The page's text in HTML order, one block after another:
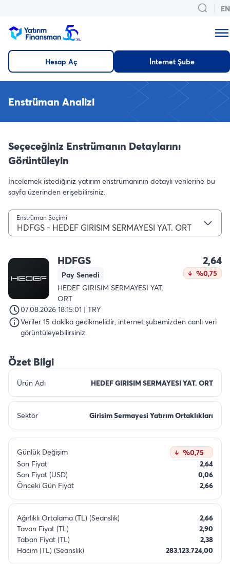
EN
Hesap Aç İnternet Şube
Enstrüman Analizi
Seçeceğiniz Enstrümanın Detaylarını
Görüntüleyin
İncelemek istediğiniz yatırım enstrümanının detaylı verilerine bu
sayfa üzerinden erişebilirsiniz.
Enstrüman Seçimi
HDFGS - HEDEF GIRISIM SERMAYESI YAT. ORT
HDFGS
Pay Senedi
HEDEF GIRISIM SERMAYESI YAT.
ORT
2,64
%0,75
07.08.2026 18:15:01 | TRY
Veriler 15 dakika gecikmelidir, internet şubemizden canlı veri
görüntüleyebilirsiniz.
Özet Bilgi
Ürün Adı HEDEF GIRISIM SERMAYESI YAT. ORT
Sektör Girisim Sermayesi Yatırım Ortaklıkları
Günlük Değişim
%0,75
Son Fiyat
2,64
Son Fiyat (USD)
0,06
Önceki Gün Fiyat
2,66
Ağırlıklı Ortalama (TL) (Seanslık)
2,66
Tavan Fiyat (TL)
2,90
Taban Fiyat (TL)
2,38
Hacim (TL) (Seanslık)
283.123.724,00